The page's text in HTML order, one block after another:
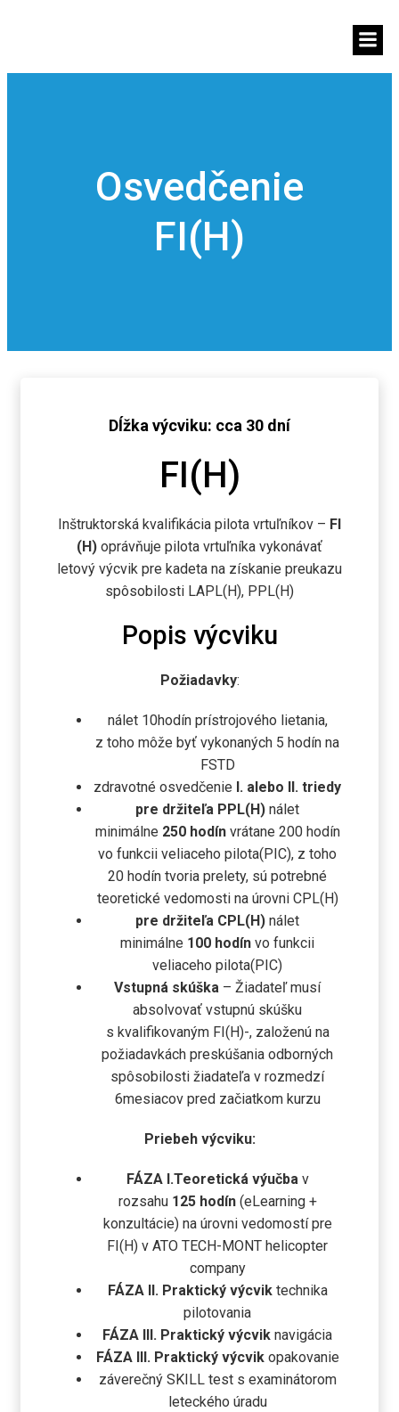
Osvedčenie
FI(H)
Dĺžka výcviku: cca 30 dní
FI(H)
Inštruktorská kvalifikácia pilota vrtuľníkov – FI
(H) oprávňuje pilota vrtuľníka vykonávať
letový výcvik pre kadeta na získanie preukazu
spôsobilosti LAPL(H), PPL(H)
Popis výcviku
Požiadavky:
nálet 10hodín prístrojového lietania,
z toho môže byť vykonaných 5 hodín na
FSTD
zdravotné osvedčenie I. alebo II. triedy
pre držiteľa PPL(H) nálet
minimálne 250 hodín vrátane 200 hodín
vo funkcii veliaceho pilota(PIC), z toho
20 hodín tvoria prelety, sú potrebné
teoretické vedomosti na úrovni CPL(H)
pre držiteľa CPL(H) nálet
minimálne 100 hodín vo funkcii
veliaceho pilota(PIC)
Vstupná skúška – Žiadateľ musí
absolvovať vstupnú skúšku
s kvalifikovaným FI(H)-, založenú na
požiadavkách preskúšania odborných
spôsobilosti žiadateľa v rozmedzí
6mesiacov pred začiatkom kurzu
Priebeh výcviku:
FÁZA I.Teoretická výučbav
rozsahu 125 hodín(eLearning +
konzultácie) na úrovni vedomostí pre
FI(H) v ATO TECH-MONT helicopter
company
FÁZA II. Praktický výcviktechnika
pilotovania
FÁZA III. Praktický výcvik navigácia
FÁZA III. Praktický výcvikopakovanie
záverečný SKILL test s examinátorom
leteckého úradu